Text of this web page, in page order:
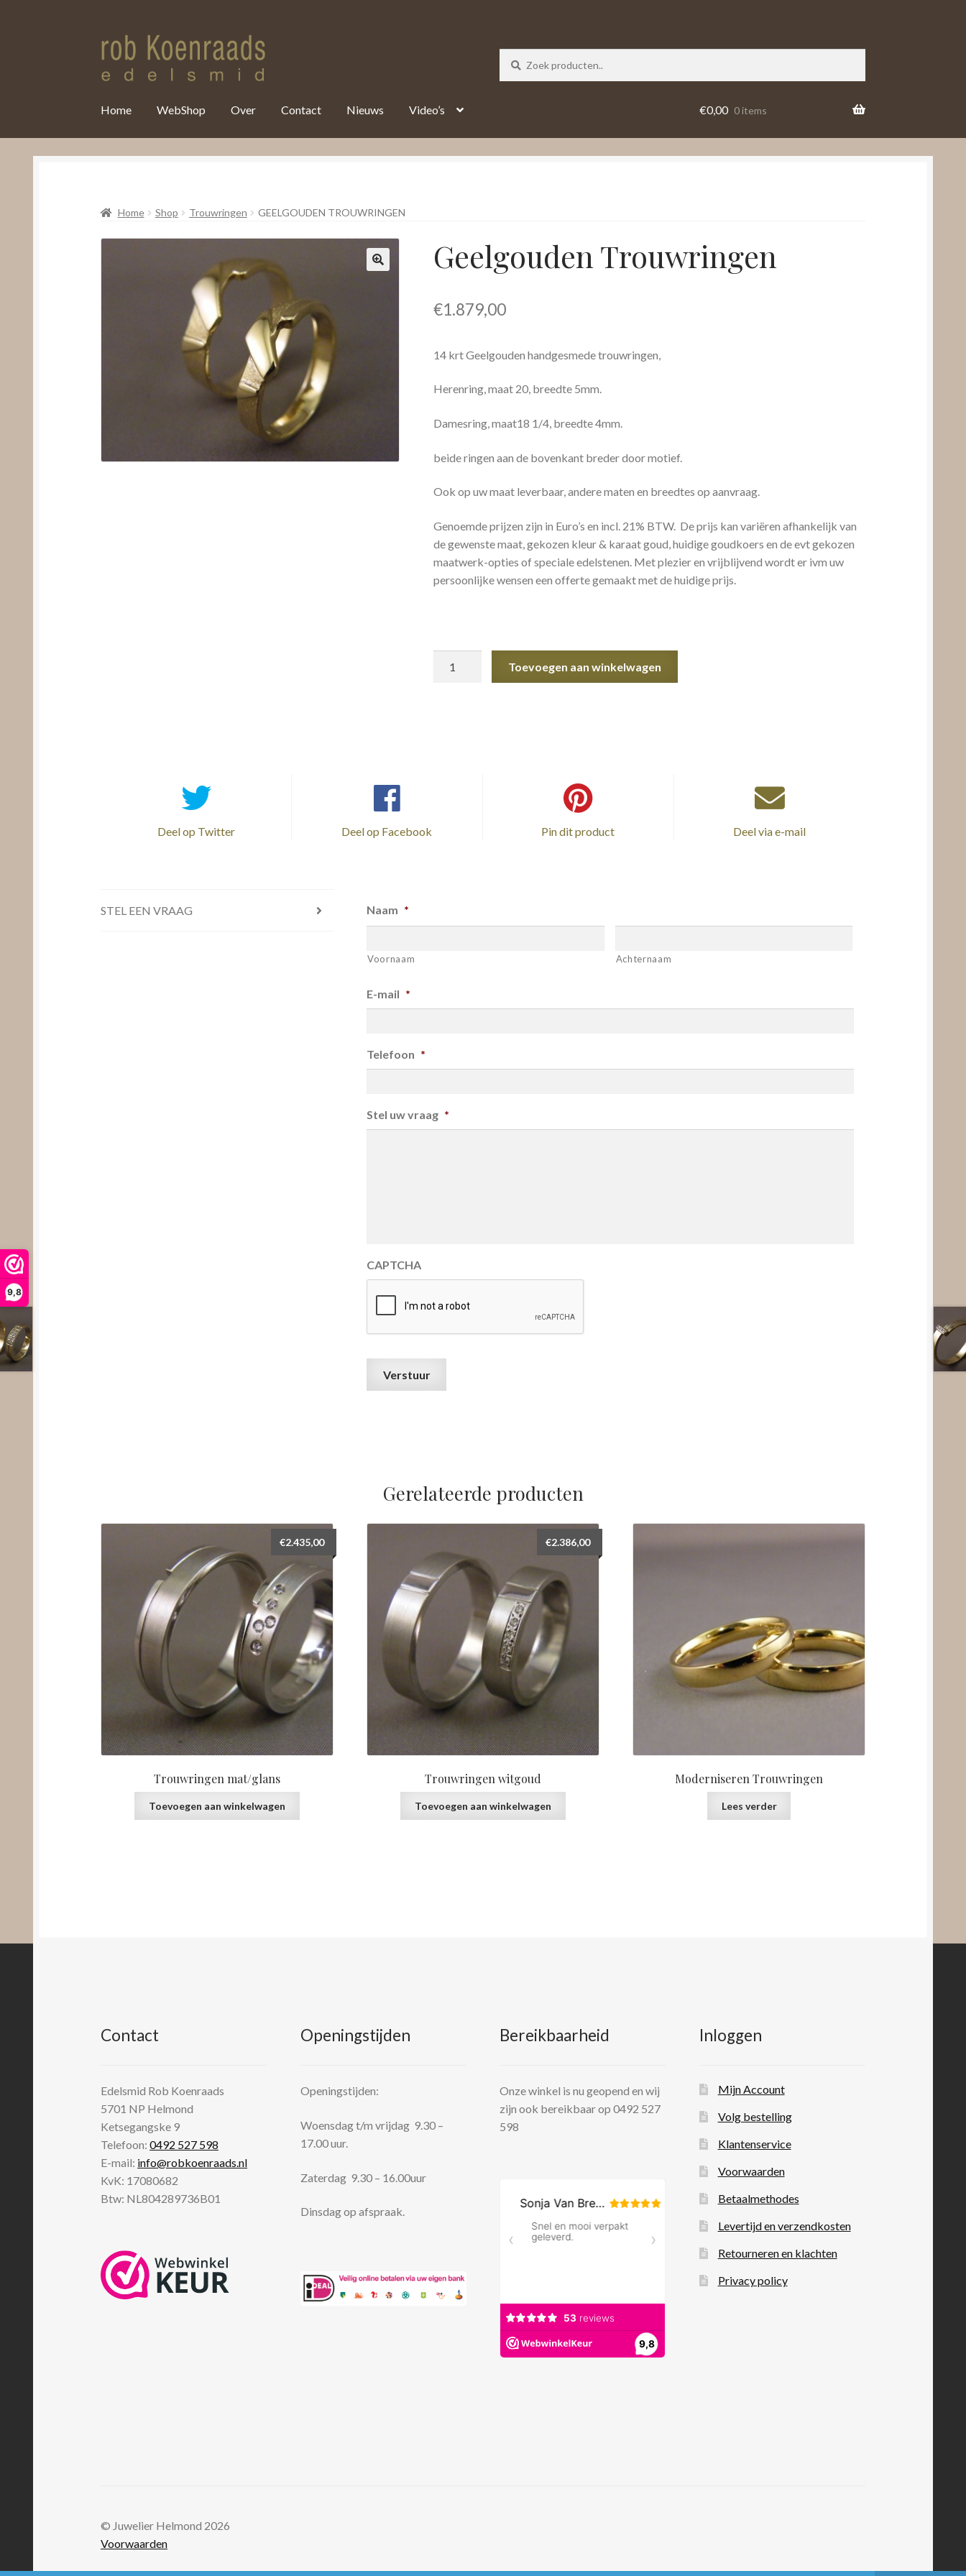
9,8
Home WebShop Over Contact Nieuws Video’s €0,00 0 items
Home Shop Trouwringen GEELGOUDEN TROUWRINGEN
Geelgouden Trouwringen
€1.879,00
14 krt Geelgouden handgesmede trouwringen,
Herenring, maat 20, breedte 5mm.
Damesring, maat18 1/4, breedte 4mm.
beide ringen aan de bovenkant breder door motief.
Ook op uw maat leverbaar, andere maten en breedtes op aanvraag.
Genoemde prijzen zijn in Euro’s en incl. 21% BTW. De prijs kan variëren afhankelijk van
de gewenste maat, gekozen kleur & karaat goud, huidige goudkoers en de evt gekozen
maatwerk-opties of speciale edelstenen. Met plezier en vrijblijvend wordt er ivm uw
persoonlijke wensen een offerte gemaakt met de huidige prijs.
Toevoegen aan winkelwagen
Deel op Twitter Deel op Facebook Pin dit product Deel via e-mail
STEL EEN VRAAG Naam *
Voornaam Achternaam
E-mail *
Telefoon *
Stel uw vraag *
CAPTCHA
Gerelateerde producten
Trouwringen mat/glans
€2.435,00
Toevoegen aan winkelwagen
Trouwringen witgoud
€2.386,00
Toevoegen aan winkelwagen
Moderniseren Trouwringen
Lees verder
Contact
Edelsmid Rob Koenraads
5701 NP Helmond
Ketsegangske 9
Telefoon:0492 527 598
E-mail: info@robkoenraads.nl
KvK: 17080682
Btw: NL804289736B01
Openingstijden
Openingstijden:
Woensdag t/m vrijdag 9.30 –
17.00 uur.
Zaterdag 9.30 – 16.00uur
Dinsdag op afspraak.
Bereikbaarheid
Onze winkel is nu geopend en wij
zijn ook bereikbaar op 0492 527
598
Inloggen
Mijn Account
Volg bestelling
Klantenservice
Voorwaarden
Betaalmethodes
Levertijd en verzendkosten
Retourneren en klachten
Privacy policy
© Juwelier Helmond 2026
Voorwaarden